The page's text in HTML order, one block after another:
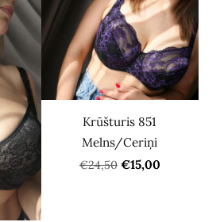
Krūšturis 851
Melns/Ceriņi
€24,50 €15,00